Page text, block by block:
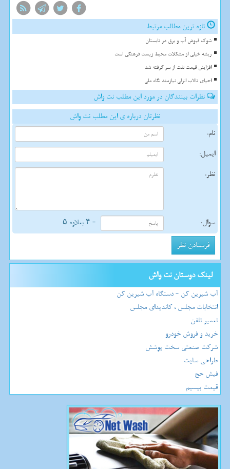
تازه ترین مطالب مرتبط
شوک قبوض آب و برق در تابستان
ریشه خیلی از مشکلات محیط زیست فرهنگی است
افزایش قیمت نفت از سر گرفته شد
احیای تالاب انزلی نیازمند نگاه ملی
نظرات بینندگان در مورد این مطلب نت واش
نظرتان درباره ی این مطلب نت واش
نام:
ایمیل:
نظر:
سوال: = ۴ بعلاوه ۵
لینک دوستان نت واش
آب شیرین کن - دستگاه آب شیرین کن
انتخابات مجلس ، کاندیدای مجلس
تعمیر تلفن
خرید و فروش خودرو
شرکت صنعتی سخت پوشش
طراحی سایت
فیش حج
قیمت بیسیم